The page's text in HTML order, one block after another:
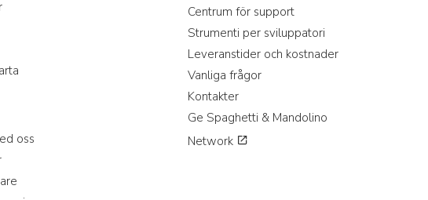
oss
Centrum för support
Strumenti per sviluppatori
Leveranstider och kostnader
Vanliga frågor
Kontakter
Ge Spaghetti & Mandolino
Network